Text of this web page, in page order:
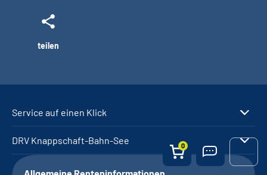
0
teilen
Service auf einen Klick
DRV Knappschaft-Bahn-See